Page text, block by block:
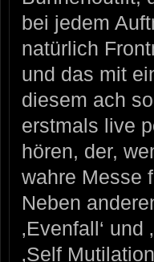
bei jedem
natürlich
und das mit
diesem ach
erstmals live
hören, der,
wahre Messe
Neben
‚Evenfall‘
‚Self